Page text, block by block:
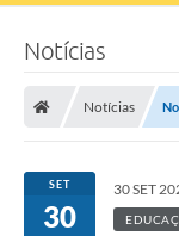
Notícias
Notícias
SET
30
30 SET